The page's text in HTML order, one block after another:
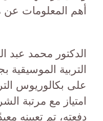
أهم المعلومات عن
الدكتور محمد عبد
التربية
على بكالوريوس
امتياز مع مرتبة
دفعته، تم تعيينه